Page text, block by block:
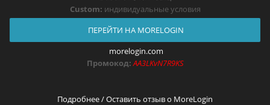
Custom: индивидуальные условия
ПЕРЕЙТИ НА MORELOGIN
morelogin.com
Промокод:AA3LKvN7R9KS
Подробнее / Оставить отзыв о MoreLogin